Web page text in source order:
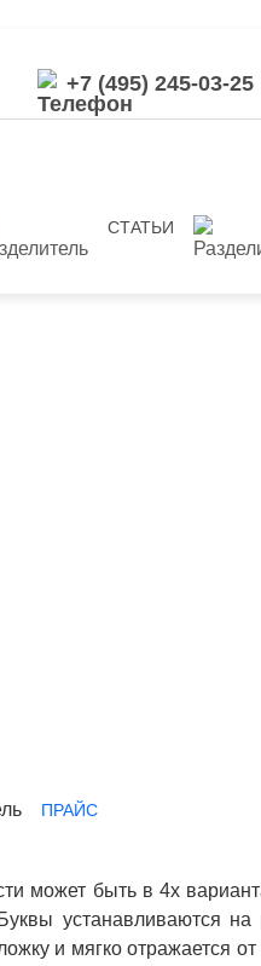
+7 (495) 245-03-25
СТАТЬИ
ПРАЙС
может быть в 4х
устанавливаются
и мягко отражается